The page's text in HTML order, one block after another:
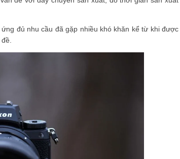
đủ nhu cầu đã gặp nhiều khó khăn kể từ khi được